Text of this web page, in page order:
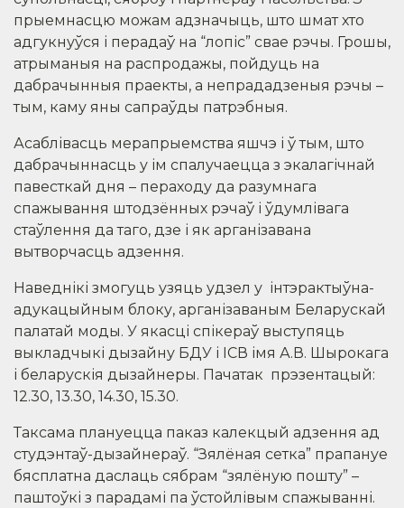
прыемнасцю можам адзначыць, што шмат хто
адгукнуўся і перадаў на “лопіс” свае рэчы. Грошы,
атрыманыя на распродажы, пойдуць на
дабрачынныя праекты, а непрададзеныя рэчы –
тым, каму яны сапраўды патрэбныя.
Асаблівасць мерапрыемства яшчэ і ў тым, што
дабрачыннасць у ім спалучаецца з экалагічнай
павесткай дня – пераходу да разумнага
спажывання штодзённых рэчаў і ўдумлівага
стаўлення да таго, дзе і як арганізавана
вытворчасць адзення.
Наведнікі змогуць узяць удзел у інтэрактыўна-
адукацыйным блоку, арганізаваным Беларускай
палатай моды. У якасці спікераў выступяць
выкладчыкі дызайну БДУ і ICВ імя А.В. Шырокага
і беларускія дызайнеры. Пачатак прэзентацый:
12.30, 13.30, 14.30, 15.30.
Таксама плануецца паказ калекцый адзення ад
студэнтаў-дызайнераў. “Зялёная сетка” прапануе
бясплатна даслаць сябрам “зялёную пошту” –
паштоўкі з парадамі па ўстойлівым спажыванні.